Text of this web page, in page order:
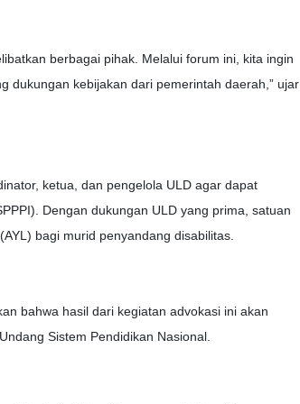
berbagai pihak. Melalui forum ini, kita ingin
dukungan kebijakan dari pemerintah daerah,” ujar
ketua, dan pengelola ULD agar dapat
Dengan dukungan ULD yang prima, satuan
bagi murid penyandang disabilitas.
bahwa hasil dari kegiatan advokasi ini akan
Sistem Pendidikan Nasional.